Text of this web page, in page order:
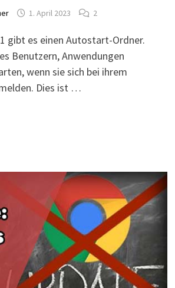
1. April 2023 2
gibt es einen Autostart-Ordner.
Benutzern, Anwendungen
wenn sie sich bei ihrem
Dies ist …